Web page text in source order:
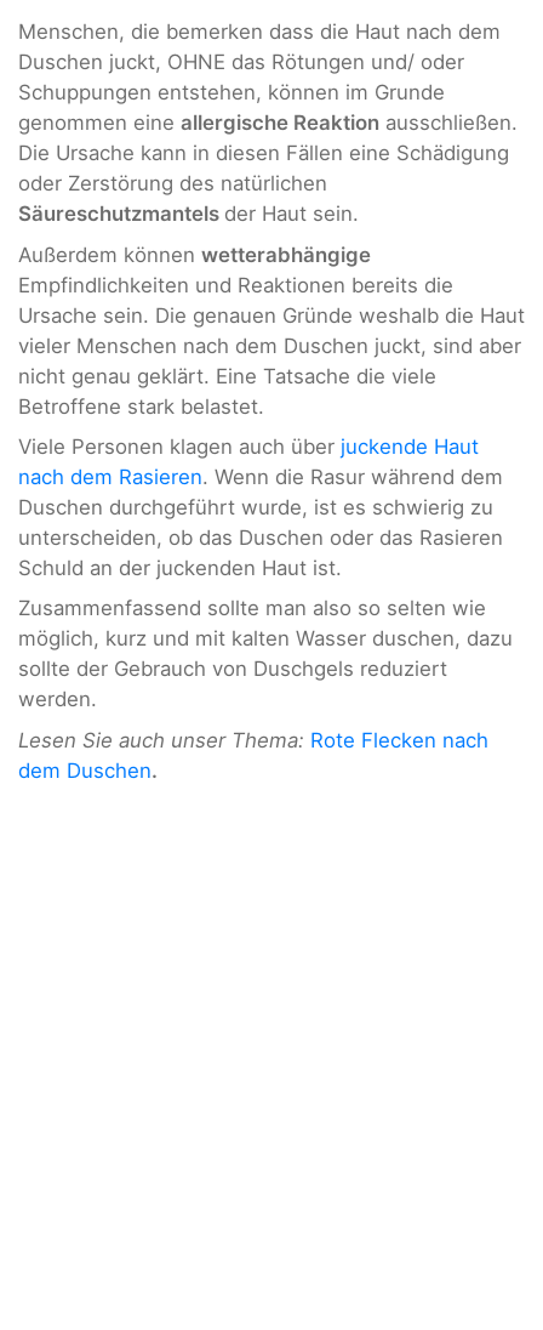
Menschen, die bemerken dass die Haut nach dem
Duschen juckt, OHNE das Rötungen und/ oder
Schuppungen entstehen, können im Grunde
genommen eine allergische Reaktion ausschließen.
Die Ursache kann in diesen Fällen eine Schädigung
oder Zerstörung des natürlichen
Säureschutzmantels der Haut sein.
Außerdem können wetterabhängige
Empfindlichkeiten und Reaktionen bereits die
Ursache sein. Die genauen Gründe weshalb die Haut
vieler Menschen nach dem Duschen juckt, sind aber
nicht genau geklärt. Eine Tatsache die viele
Betroffene stark belastet.
Viele Personen klagen auch über juckende Haut
nach dem Rasieren. Wenn die Rasur während dem
Duschen durchgeführt wurde, ist es schwierig zu
unterscheiden, ob das Duschen oder das Rasieren
Schuld an der juckenden Haut ist.
Zusammenfassend sollte man also so selten wie
möglich, kurz und mit kalten Wasser duschen, dazu
sollte der Gebrauch von Duschgels reduziert
werden.
Lesen Sie auch unser Thema: Rote Flecken nach
dem Duschen.